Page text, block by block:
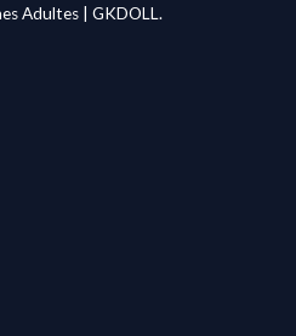
Adultes | GKDOLL.